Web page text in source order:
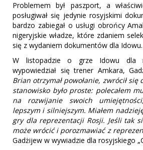
Problemem był paszport, a
posługiwał się jedynie rosyjskimi
bardzo zabiegał o usługi obrońcy
nigeryjskie władze, które zdaniem
się z wydaniem dokumentów dla Idowu.
W listopadzie o grze Idowu dla
wypowiedział się trener Amkara,
Brian otrzymał powołanie, zwrócił
stanowisko było proste: polecałem
na rozwijanie swoich
lepszym i silniejszym. Miałem
gry dla reprezentacji Rosji. Jeśli tak
może wrócić i porozmawiać z
Gadżijew w wywiadzie dla rosyjskiego